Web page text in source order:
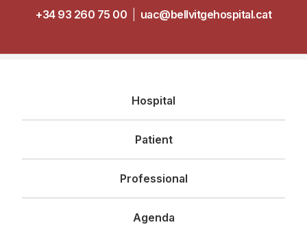
+34 93 260 75 00
uac@bellvitgehospital.cat
principal
Hospital
Patient
Professional
Agenda